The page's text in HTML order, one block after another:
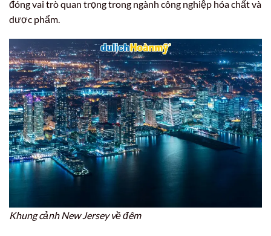
đóng vai trò quan trọng trong ngành công nghiệp hóa chất và
dược phẩm.
Khung cảnh New Jersey về đêm